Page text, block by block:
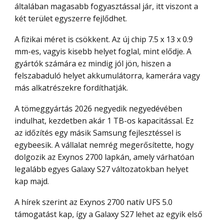
általában magasabb fogyasztással jár, itt viszont a
két terület egyszerre fejlődhet.
A fizikai méret is csökkent. Az új chip 7.5 x 13 x 0.9
mm-es, vagyis kisebb helyet foglal, mint elődje. A
gyártók számára ez mindig jól jön, hiszen a
felszabaduló helyet akkumulátorra, kamerára vagy
más alkatrészekre fordíthatják.
A tömeggyártás 2026 negyedik negyedévében
indulhat, kezdetben akár 1 TB-os kapacitással. Ez
az időzítés egy másik Samsung fejlesztéssel is
egybeesik. A vállalat nemrég megerősítette, hogy
dolgozik az Exynos 2700 lapkán, amely várhatóan
legalább egyes Galaxy S27 változatokban helyet
kap majd.
A hírek szerint az Exynos 2700 natív UFS 5.0
támogatást kap, így a Galaxy S27 lehet az egyik első